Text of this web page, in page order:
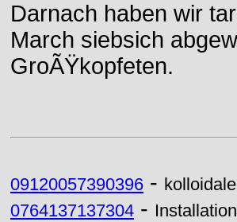
Darnach haben wir
March siebsich
GroÃŸkopfeten.
09120057390396 -
0764137137304 -